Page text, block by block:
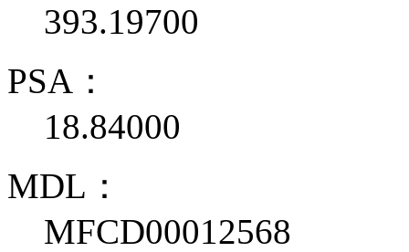
393.19700
PSA：
18.84000
MDL：
MFCD00012568